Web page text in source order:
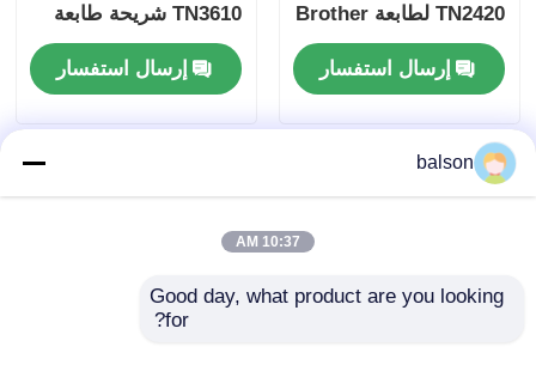
TN2420 لطابعة Brother
HL-L2350DW
L2710DW L2530DW
إرسال استفسار
TN3610 شريحة طابعة
متوافقة مع MFC-
L6915DWإرسال استفسار
balson
10:37 AM
Good day, what product are you looking
for?